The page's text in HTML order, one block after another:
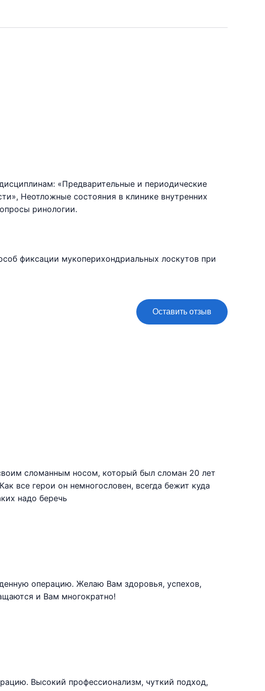
«Предварительные и периодические
Неотложные состояния в клинике внутренних
ринологии.
фиксации мукоперихондриальных лоскутов при
Оставить отзыв
сломанным носом, который был сломан 20 лет
все герои он немногословен, всегда бежит куда
надо беречь
операцию. Желаю Вам здоровья, успехов,
и Вам многократно!
Высокий профессионализм, чуткий подход,